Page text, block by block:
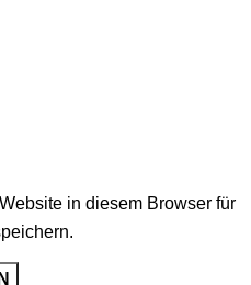
in diesem Browser für